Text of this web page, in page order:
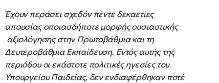
Έχουν περάσει σχεδόν πέντε δεκαετίες
απουσίας οποιασδήποτε μορφής ουσιαστικής
αξιολόγησης στην Πρωτοβάθμια και τη
Δευτεροβάθμια Εκπαίδευση. Εντός αυτής της
περιόδου οι εκάστοτε πολιτικές ηγεσίες του
Υπουργείου Παιδείας, δεν ενδιαφέρθηκαν ποτέ